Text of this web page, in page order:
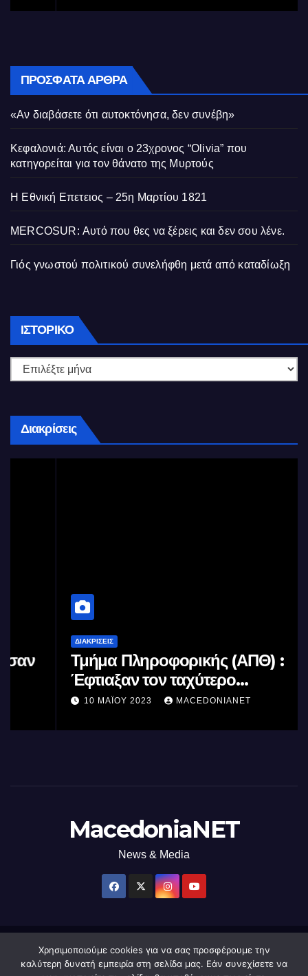
ΠΡΌΣΦΑΤΑ ΆΡΘΡΑ
«Αν διαβάσετε ότι αυτοκτόνησα, δεν συνέβη»
Κεφαλονιά: Αυτός είναι ο 23χρονος “Olivia” που
κατηγορείται για τον θάνατο της Μυρτούς
Η Εθνική Επετειος – 25η Μαρτίου 1821
MERCOSUR: Αυτό που θες να ξέρεις και δεν σου λένε.
Γιός γνωστού πολιτικού συνελήφθη μετά από καταδίωξη
ΙΣΤΟΡΙΚΌ Ιστορικό
Διακρίσεις
Τμήμα Πληροφορικής (ΑΠΘ) :
Έφτιαξαν τον ταχύτερο
επεξεργαστή AI στον κόσμο με τη
10 ΜΑΪ́ΟΥ 2023 MACEDONIANET
MacedoniaNET
News & Media
Δημιουργήθηκε από το digital2000 με την Υποστήριξη του WordPress
Θέμα: Newsup απόThemeansar.
Χρησιμοποιούμε cookies για να σας προσφέρουμε την
καλύτερη δυνατή εμπειρία στη σελίδα μας. Εάν συνεχίσετε να